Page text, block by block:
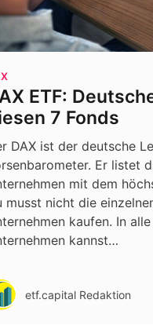
ETF:
7 Fonds
DAX ist der deutsche
Er listet
mit dem
musst nicht die
kaufen. In
kannst…
etf.capital Redaktion